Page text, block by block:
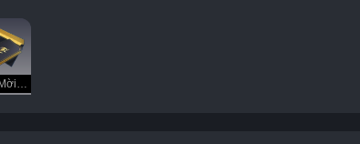
Thư Mời Hợp Tác Công Ty Hành Tinh Hòa Bình